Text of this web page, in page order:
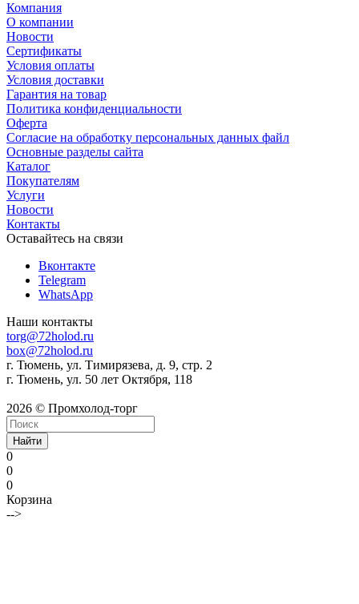
Компания
О компании
Новости
Сертификаты
Условия оплаты
Условия доставки
Гарантия на товар
Политика конфиденциальности
Оферта
Согласие на обработку персональных данных файл
Основные разделы сайта
Каталог
Покупателям
Услуги
Новости
Контакты
Оставайтесь на связи
Вконтакте
Telegram
WhatsApp
Наши контакты
torg@72holod.ru
box@72holod.ru
г. Тюмень, ул. Тимирязева, д. 9, стр. 2
г. Тюмень, ул. 50 лет Октября, 118
2026 © Промхолод-торг
Найти
0
0
0
Корзина
-->